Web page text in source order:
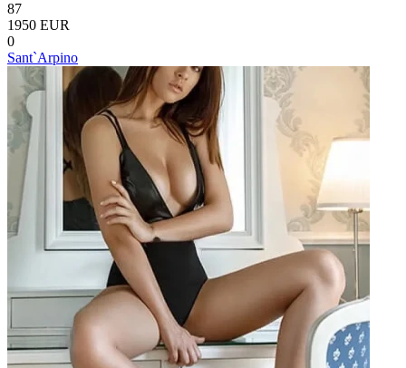
87
1950 EUR
0
Sant`Arpino